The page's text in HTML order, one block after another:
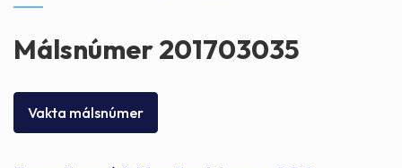
Málsnúmer 201703035
Vakta málsnúmer